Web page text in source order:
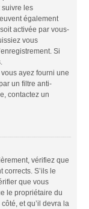
suivre les
également
activée par vous-
vous
Si
ayez fourni une
un filtre anti-
contactez un
vérifiez que
corrects. S’ils le
que vous
le propriétaire du
et qu’il devra la